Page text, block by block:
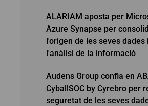
ALARIAM aposta per
Azure Synapse per
l'origen de les seves
l'anàlisi de la informació
Audens Group confia en
CyballSOC by Cyrebro per
seguretat de les seves